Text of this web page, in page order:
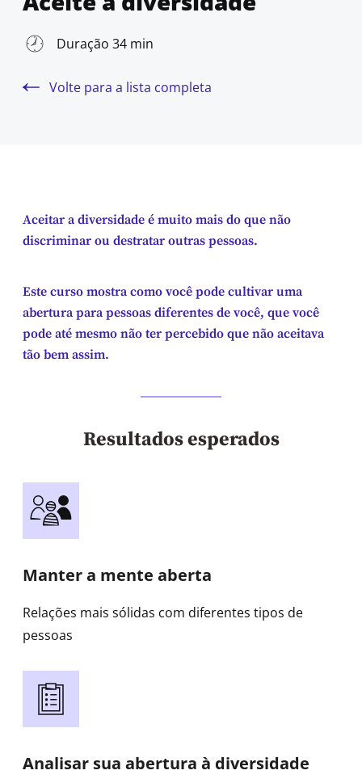
Duração 34 min
Volte para a lista completa
Aceitar a diversidade é muito mais do que não
discriminar ou destratar outras pessoas.
Este curso mostra como você pode cultivar uma
abertura para pessoas diferentes de você, que você
pode até mesmo não ter percebido que não aceitava
tão bem assim.
Resultados esperados
Manter a mente aberta
Relações mais sólidas com diferentes tipos de
pessoas
Analisar sua abertura à diversidade